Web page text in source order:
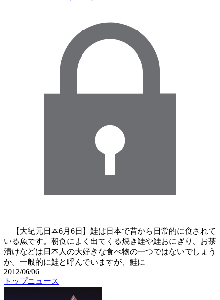
【大紀元日本6月6日】鮭は日本で昔から日常的に食されて
いる魚です。朝食によく出てくる焼き鮭や鮭おにぎり、お茶
漬けなどは日本人の大好きな食べ物の一つではないでしょう
か。一般的に鮭と呼んでいますが、鮭に
2012/06/06
トップニュース